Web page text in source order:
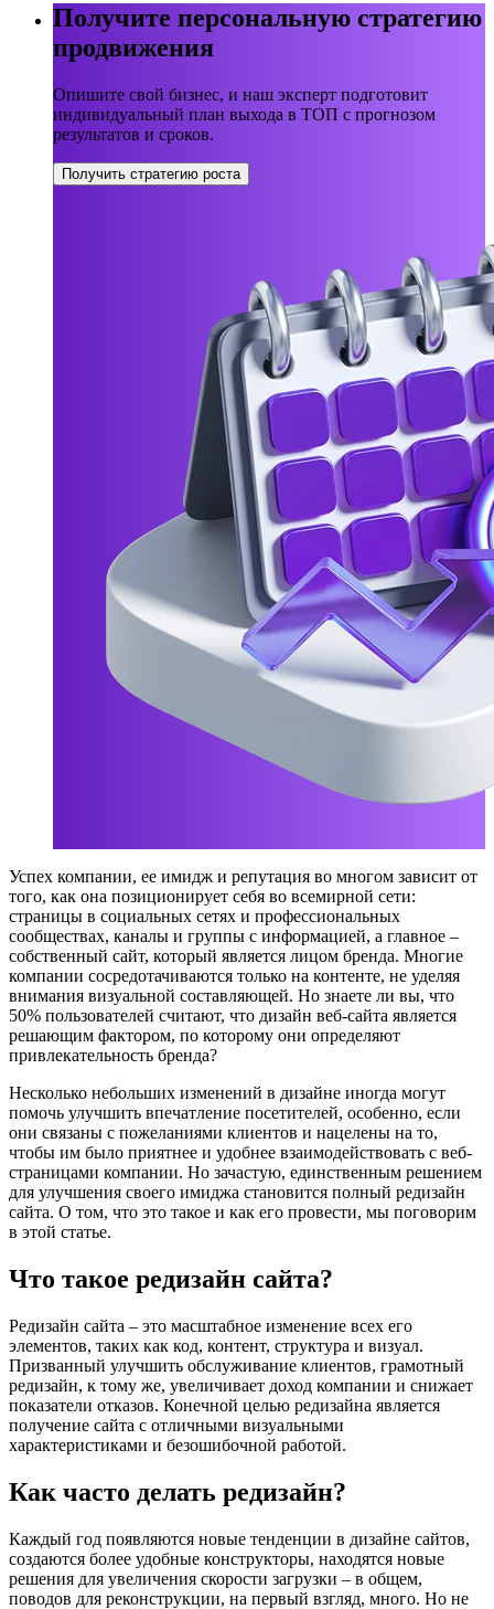
Получите персональную стратегию
продвижения
Опишите свой бизнес, и наш эксперт подготовит
индивидуальный план выхода в ТОП с прогнозом
результатов и сроков.
Получить стратегию роста
Успех компании, ее имидж и репутация во многом зависит от
того, как она позиционирует себя во всемирной сети:
страницы в социальных сетях и профессиональных
сообществах, каналы и группы с информацией, а главное –
собственный сайт, который является лицом бренда. Многие
компании сосредотачиваются только на контенте, не уделяя
внимания визуальной составляющей. Но знаете ли вы, что
50% пользователей считают, что дизайн веб-сайта является
решающим фактором, по которому они определяют
привлекательность бренда?
Несколько небольших изменений в дизайне иногда могут
помочь улучшить впечатление посетителей, особенно, если
они связаны с пожеланиями клиентов и нацелены на то,
чтобы им было приятнее и удобнее взаимодействовать с веб-
страницами компании. Но зачастую, единственным решением
для улучшения своего имиджа становится полный редизайн
сайта. О том, что это такое и как его провести, мы поговорим
в этой статье.
Что такое редизайн сайта?
Редизайн сайта – это масштабное изменение всех его
элементов, таких как код, контент, структура и визуал.
Призванный улучшить обслуживание клиентов, грамотный
редизайн, к тому же, увеличивает доход компании и снижает
показатели отказов. Конечной целью редизайна является
получение сайта с отличными визуальными
характеристиками и безошибочной работой.
Как часто делать редизайн?
Каждый год появляются новые тенденции в дизайне сайтов,
создаются более удобные конструкторы, находятся новые
решения для увеличения скорости загрузки – в общем,
поводов для реконструкции, на первый взгляд, много. Но не